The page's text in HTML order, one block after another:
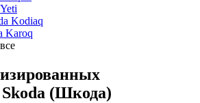
Kodiaq
Karoq
Skoda (Шкода)